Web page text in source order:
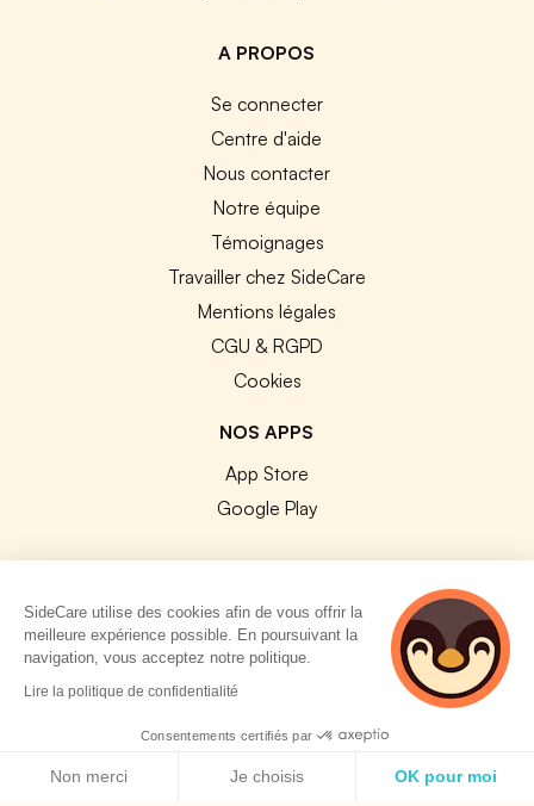
A PROPOS
Se connecter
Centre d'aide
Nous contacter
Notre équipe
Témoignages
Travailler chez SideCare
Mentions légales
CGU & RGPD
Cookies
NOS APPS
App Store
Google Play
© 2026 SideCare. Tous droits réservés.
SideCare utilise des cookies afin de vous offrir la
meilleure expérience possible. En poursuivant la
navigation, vous acceptez notre politique.
Lire la politique de confidentialité
Consentements certifiés par
Non merci Je choisis OK pour moi
2 personnes
consultent
actuellement cette